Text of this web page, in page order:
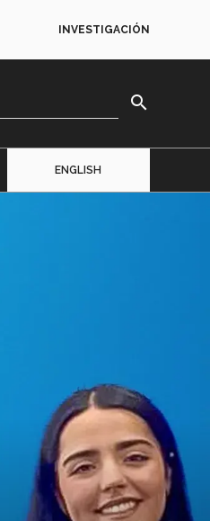
INVESTIGACIÓN
search
ENGLISH